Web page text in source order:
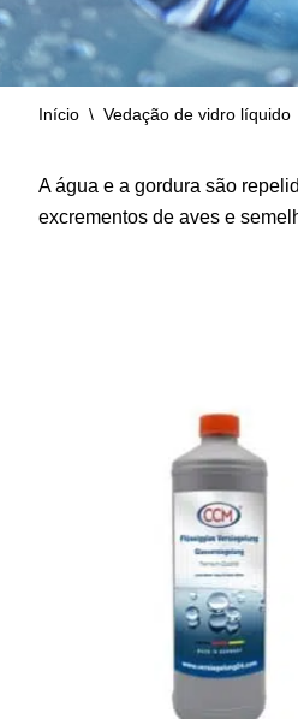
Início \ Vedação de vidro líquido
A água e a gordura são
excrementos de aves e